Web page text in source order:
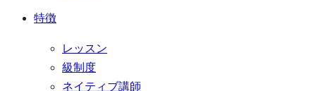
特徴
レッスン
級制度
ネイティブ講師